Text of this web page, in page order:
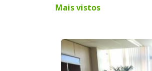
Mais vistos